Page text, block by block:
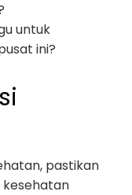
untuk
ini?
pastikan